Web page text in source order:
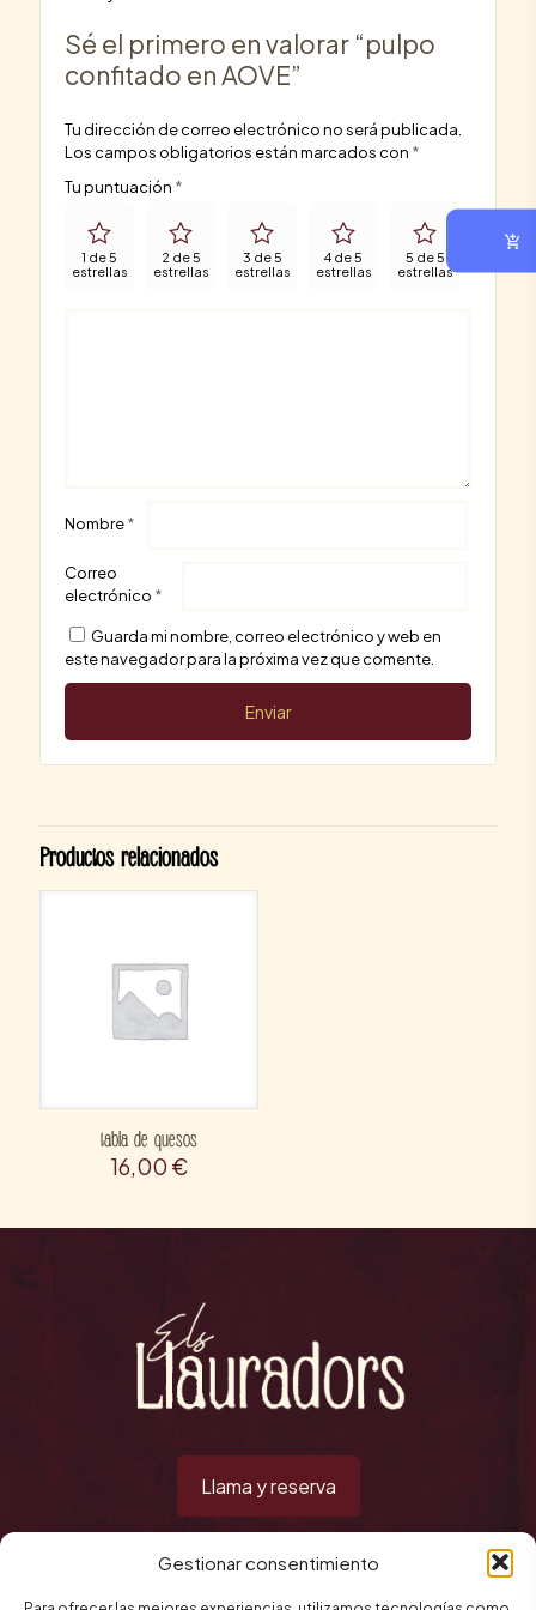
Gestionar consentimiento
Sé el primero en valorar “pulpo
confitado en AOVE”
Tu dirección de correo electrónico no será publicada.
Los campos obligatorios están marcados con *
Tu puntuación *
1 de 5
estrellas
2 de 5
estrellas
3 de 5
estrellas
4 de 5
estrellas
5 de 5
estrellas
Nombre*
Correo
electrónico *
Guarda mi nombre, correo electrónico y web en
este navegador para la próxima vez que comente.
Productos relacionados
tabla de quesos
16,00 €
Llama y reserva
Contacto